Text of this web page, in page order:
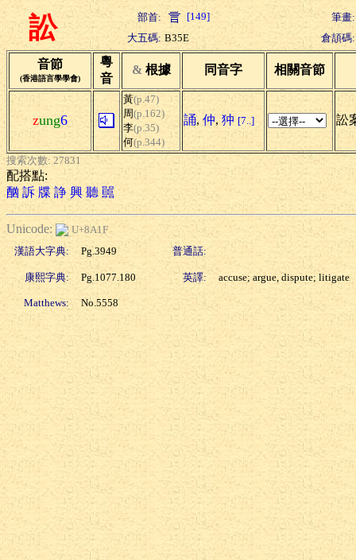
訟 部首: [149]
筆畫:
大五碼: B35E 倉頡碼:
音節
(香港語言學學會)
粵
音
& 根據 同音字 相關音節
zung6
黃(p.47)
周(p.162)
李(p.35)
何(p.344)
誦, 仲, 狆 [7..] 訟
搜索次數: 27831
配搭點:
酗 訴 牒 諍 興 聽 嚚
Unicode:
U+8A1F
漢語大字典:
Pg.3949 普通話:
康熙字典: Pg.1077.180 英譯: accuse; argue, dispute; litigate
Matthews: No.5558